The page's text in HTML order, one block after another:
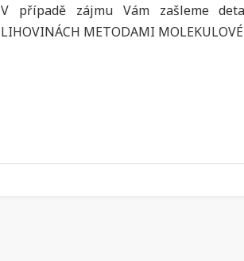
V případě zájmu Vám zašleme
LIHOVINÁCH METODAMI MOLEKULOVÉ